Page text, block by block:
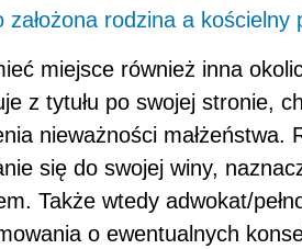
założona rodzina a kościelny
miejsce również inna
z tytułu po swojej stronie,
nieważności
się do swojej winy,
Także wtedy adwokat/
o ewentualnych